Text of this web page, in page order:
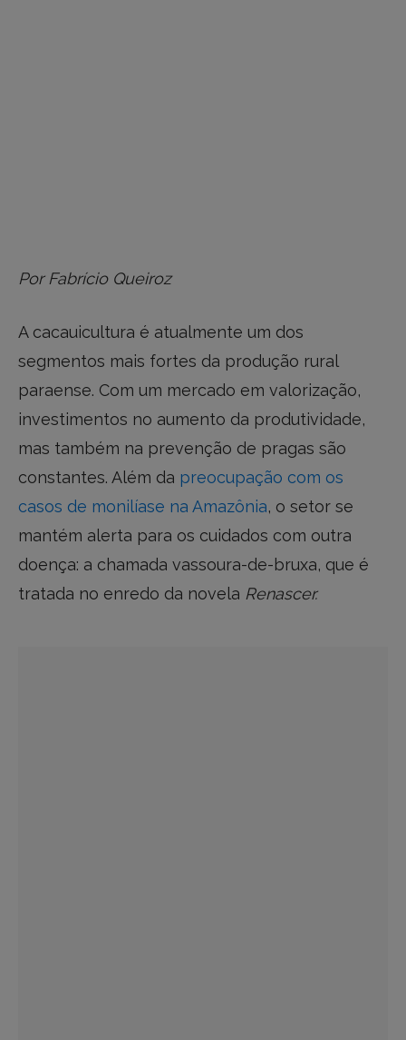
Por Fabrício Queiroz
A cacauicultura é atualmente um dos
segmentos mais fortes da produção rural
paraense. Com um mercado em valorização,
investimentos no aumento da produtividade,
mas também na prevenção de pragas são
constantes. Além da preocupação com os
casos de monilíase na Amazônia, o setor se
mantém alerta para os cuidados com outra
doença: a chamada vassoura-de-bruxa, que é
tratada no enredo da novela Renascer.